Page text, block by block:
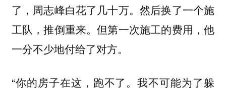
了，周志峰白花了几十万。然后换了一个施
工队，推倒重来。但第一次施工的费用，他
一分不少地付给了对方。
“你的房子在这，跑不了。我不可能为了躲